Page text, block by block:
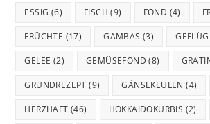
ESSIG (6) FISCH (9) FOND (4)
FRÜCHTE (17) GAMBAS (3)
GELEE (2) GEMÜSEFOND (8)
GRUNDREZEPT (9) GÄNSEKEULEN (4)
HERZHAFT (46) HOKKAIDOKÜRBIS (2)